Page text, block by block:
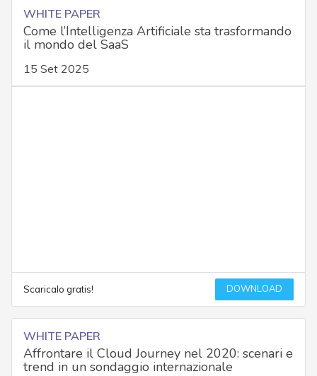
WHITE PAPER
Come l’Intelligenza Artificiale sta trasformando
il mondo del SaaS
15 Set 2025
Scaricalo gratis! DOWNLOAD
WHITE PAPER
Affrontare il Cloud Journey nel 2020: scenari e
trend in un sondaggio internazionale